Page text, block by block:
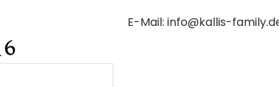
E-Mail: info@kallis-